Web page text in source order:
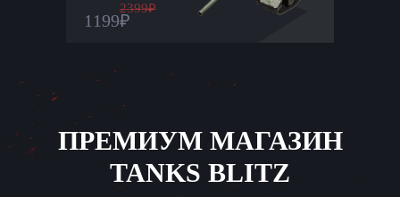
2399₽
1199₽
ПРЕМИУМ МАГАЗИН
TANKS BLITZ